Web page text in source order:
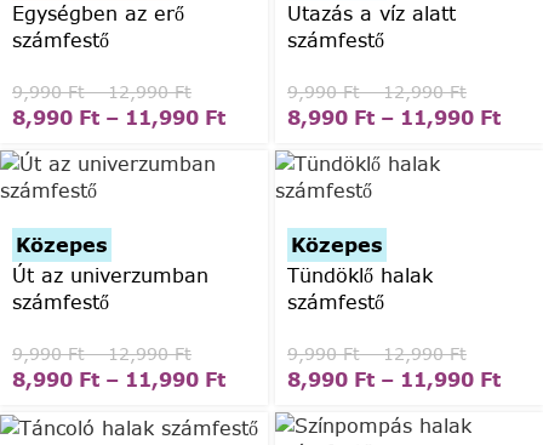
Egységben az erő
számfestő
9,990Ft – 12,990Ft
8,990 Ft – 11,990 Ft
Utazás a víz alatt
számfestő
9,990Ft – 12,990Ft
8,990 Ft – 11,990 Ft
Közepes
Út az univerzumban
számfestő
9,990Ft – 12,990Ft
8,990 Ft – 11,990 Ft
Közepes
Tündöklő halak
számfestő
9,990Ft – 12,990Ft
8,990 Ft – 11,990 Ft